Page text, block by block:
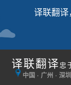
译联翻
译联翻译 忠
中国 · 广州 · 深圳